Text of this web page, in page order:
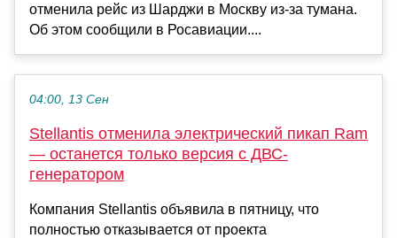
отменила рейс из Шарджи в Москву из-за тумана.
Об этом сообщили в Росавиации....
04:00, 13 Сен
Stellantis отменила электрический пикап Ram
— останется только версия с ДВС-
генератором
Компания Stellantis объявила в пятницу, что
полностью отказывается от проекта